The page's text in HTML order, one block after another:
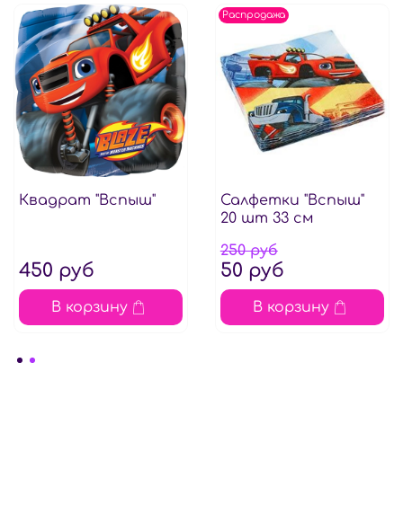
Квадрат "Вспыш"
450 руб
В корзину
Распродажа
Салфетки "Вспыш"
20 шт 33 см
250 руб
50 руб
В корзину